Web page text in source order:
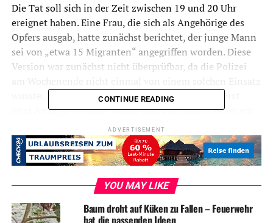
Die Tat soll sich in der Zeit zwischen 19 und 20 Uhr
ereignet haben. Eine Frau, die sich als Angehörige des
Opfers ausgab, hatte zunächst berichtet, der junge Mann
sei von „etwa 15 Migranten“ angegriffen worden. Diese
Version war zunächst nicht überprüfbar, da die Polizei
wusste. Am Dienstag war noch immer unklar, ob erst
jetzt Anzeige erstattet wurde oder aber schon an jenem
Donnerstag Einsatzkräfte vor Ort waren. Die
vermeintliche Angehörige wollte sich zunächst nicht
mehr gegenüber den Medien äußern. Die Polizei
bestätigte bisher nur den Eingang einer Anzeige mit dem
hier beschriebenen Sachverhalt.
CONTINUE READING
ADVERTISEMENT
YOU MAY LIKE
Baum droht auf Küken zu Fallen – Feuerwehr